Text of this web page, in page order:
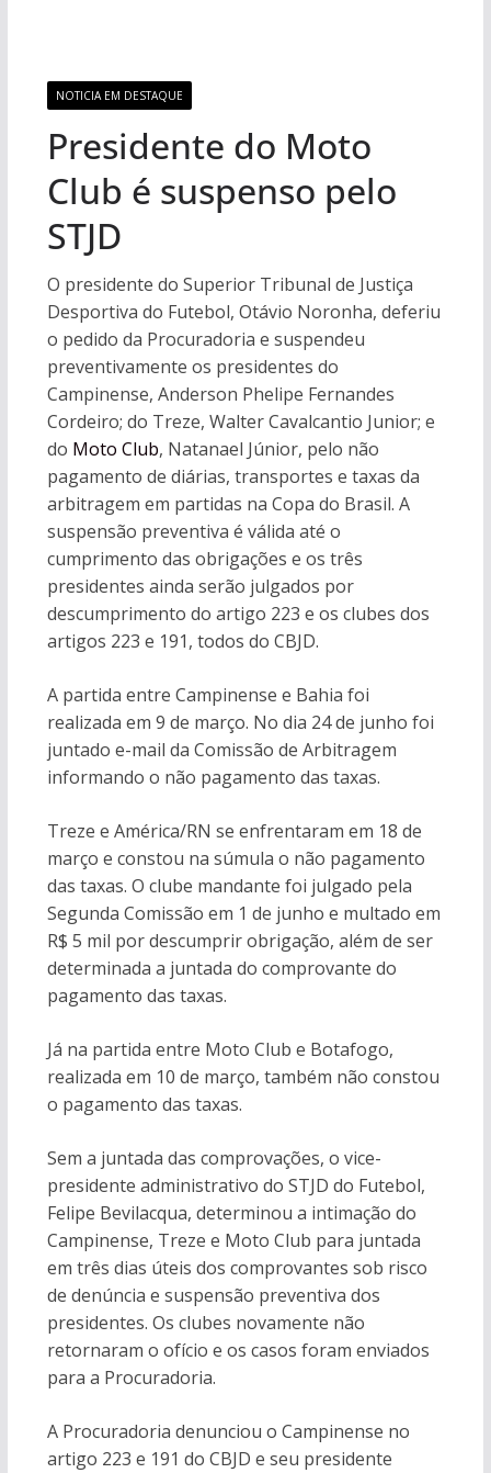
NOTICIA EM DESTAQUE
Presidente do Moto
Club é suspenso pelo
STJD
O presidente do Superior Tribunal de Justiça
Desportiva do Futebol, Otávio Noronha, deferiu
o pedido da Procuradoria e suspendeu
preventivamente os presidentes do
Campinense, Anderson Phelipe Fernandes
Cordeiro; do Treze, Walter Cavalcantio Junior; e
do Moto Club, Natanael Júnior, pelo não
pagamento de diárias, transportes e taxas da
arbitragem em partidas na Copa do Brasil. A
suspensão preventiva é válida até o
cumprimento das obrigações e os três
presidentes ainda serão julgados por
descumprimento do artigo 223 e os clubes dos
artigos 223 e 191, todos do CBJD.
A partida entre Campinense e Bahia foi
realizada em 9 de março. No dia 24 de junho foi
juntado e-mail da Comissão de Arbitragem
informando o não pagamento das taxas.
Treze e América/RN se enfrentaram em 18 de
março e constou na súmula o não pagamento
das taxas. O clube mandante foi julgado pela
Segunda Comissão em 1 de junho e multado em
R$ 5 mil por descumprir obrigação, além de ser
determinada a juntada do comprovante do
pagamento das taxas.
Já na partida entre Moto Club e Botafogo,
realizada em 10 de março, também não constou
o pagamento das taxas.
Sem a juntada das comprovações, o vice-
presidente administrativo do STJD do Futebol,
Felipe Bevilacqua, determinou a intimação do
Campinense, Treze e Moto Club para juntada
em três dias úteis dos comprovantes sob risco
de denúncia e suspensão preventiva dos
presidentes. Os clubes novamente não
retornaram o ofício e os casos foram enviados
para a Procuradoria.
A Procuradoria denunciou o Campinense no
artigo 223 e 191 do CBJD e seu presidente